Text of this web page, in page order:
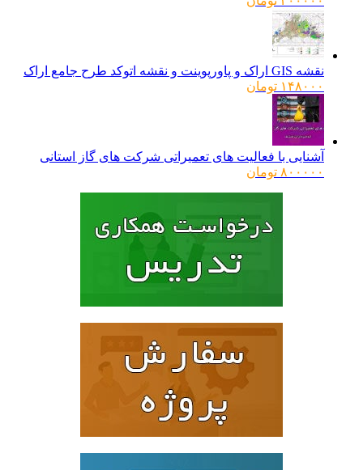
نقشه GIS اراک و پاورپوینت و نقشه اتوکد طرح جامع اراک
۱۴۸۰۰۰ تومان
آشنایی با فعالیت های تعمیراتی شرکت های گاز استانی
۸۰۰۰۰۰ تومان